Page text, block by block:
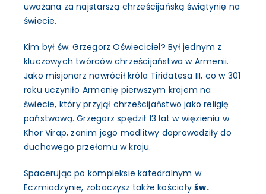
uważana za najstarszą chrześcijańską świątynię na
świecie.
Kim był św. Grzegorz Oświeciciel? Był jednym z
kluczowych twórców chrześcijaństwa w Armenii.
Jako misjonarz nawrócił króla Tiridatesa III, co w 301
roku uczyniło Armenię pierwszym krajem na
świecie, który przyjął chrześcijaństwo jako religię
państwową. Grzegorz spędził 13 lat w więzieniu w
Khor Virap, zanim jego modlitwy doprowadziły do
duchowego przełomu w kraju.
Spacerując po kompleksie katedralnym w
Eczmiadzynie, zobaczysz także kościołyśw.